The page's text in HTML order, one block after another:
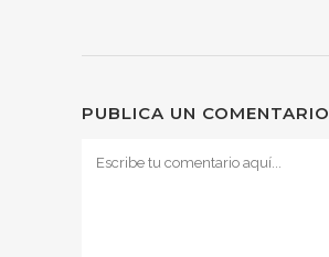
PUBLICA UN COMENTARIO